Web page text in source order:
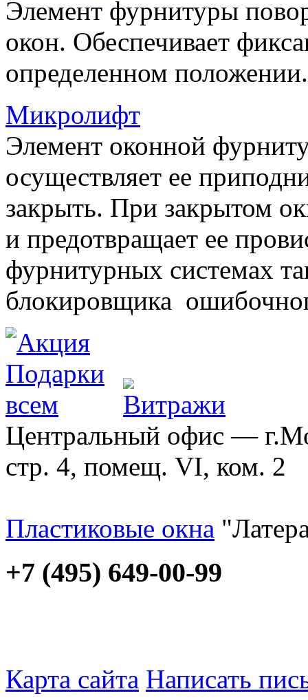
Элемент фурнитуры
окон. Обеспечивает
определенном положении.
Микролифт
Элемент оконной
осуществляет ее
закрыть. При закрытом
и предотвращает ее
фурнитурных системах
блокировщика
Центральный офис —
стр. 4, помещ. VI, ком. 2
Пластиковые окна
+7 (495) 649-00-99
Карта сайта Написать